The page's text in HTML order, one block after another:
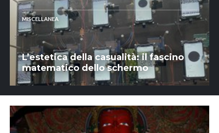
MISCELLANEA
L’estetica della casualità: il fascino
matematico dello schermo